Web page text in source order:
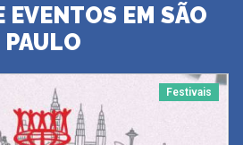
EVENTOS EM SÃO
PAULO
Festivais